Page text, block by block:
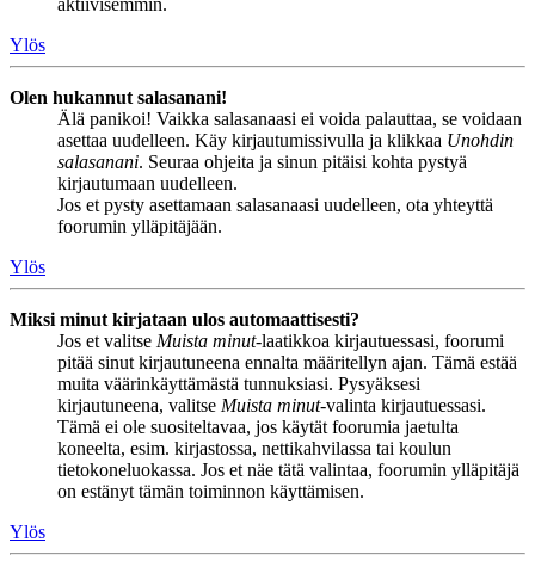
aktiivisemmin.
Ylös
Olen hukannut salasanani!
Älä panikoi! Vaikka salasanaasi ei voida palauttaa, se voidaan
asettaa uudelleen. Käy kirjautumissivulla ja klikkaa Unohdin
salasanani. Seuraa ohjeita ja sinun pitäisi kohta pystyä
kirjautumaan uudelleen.
Jos et pysty asettamaan salasanaasi uudelleen, ota yhteyttä
foorumin ylläpitäjään.
Ylös
Miksi minut kirjataan ulos automaattisesti?
Jos et valitse Muista minut-laatikkoa kirjautuessasi, foorumi
pitää sinut kirjautuneena ennalta määritellyn ajan. Tämä estää
muita väärinkäyttämästä tunnuksiasi. Pysyäksesi
kirjautuneena, valitse Muista minut-valinta kirjautuessasi.
Tämä ei ole suositeltavaa, jos käytät foorumia jaetulta
koneelta, esim. kirjastossa, nettikahvilassa tai koulun
tietokoneluokassa. Jos et näe tätä valintaa, foorumin ylläpitäjä
on estänyt tämän toiminnon käyttämisen.
Ylös